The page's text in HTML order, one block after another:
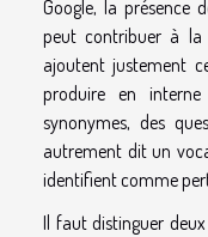
Google, la présence
peut contribuer à la
ajoutent justement
produire en
synonymes, des
autrement dit un
identifient comme
Il faut distinguer deux